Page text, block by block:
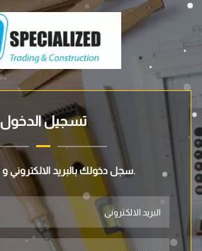
تسجيل الدخول
سجل دخولك بالبريد الالكتروني و كلمة المرور.